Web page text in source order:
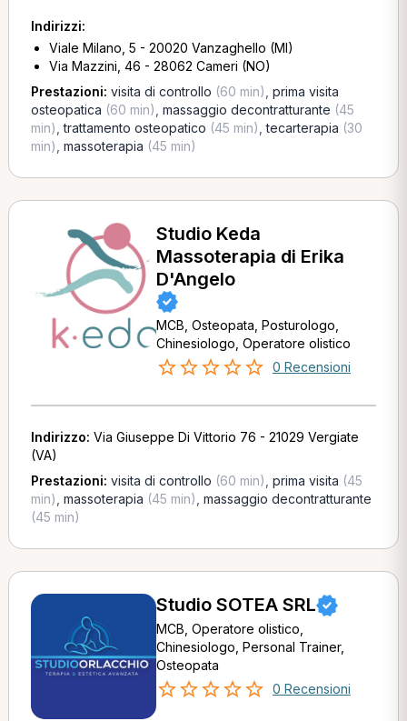
Indirizzi:
Viale Milano, 5 - 20020 Vanzaghello (MI)
Via Mazzini, 46 - 28062 Cameri (NO)
Prestazioni: visita di controllo (60 min) prima visita
osteopatica (60 min) massaggio decontratturante (45
min) ,trattamento osteopatico (45 min) ,tecarterapia (30
min) massoterapia (45 min)
Studio Keda
Massoterapia di Erika
D'Angelo
MCB, Osteopata, Posturologo,
Chinesiologo, Operatore olistico
0 Recensioni
Indirizzo: Via Giuseppe Di Vittorio 76 - 21029 Vergiate
(VA)
Prestazioni: visita di controllo (60 min) prima visita (45
min) massoterapia (45 min) massaggio decontratturante
(45 min)
Studio SOTEA SRL
MCB, Operatore olistico,
Chinesiologo, Personal Trainer,
Osteopata
0 Recensioni